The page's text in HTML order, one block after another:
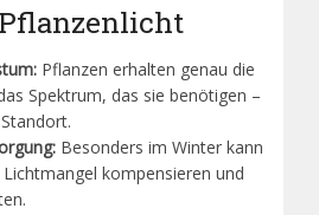
Pflanzen erhalten genau die
Spektrum, das sie benötigen –
Besonders im Winter kann
kompensieren und